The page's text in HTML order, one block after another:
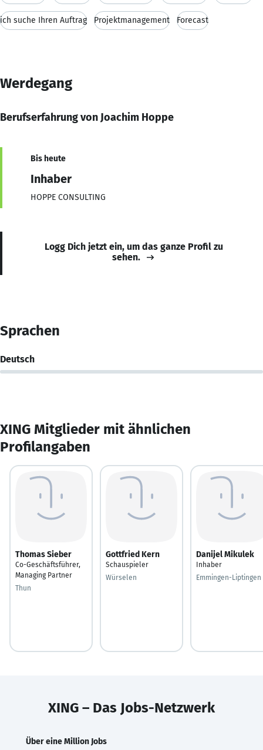
ich suche Ihren Auftrag Projektmanagement Forecast
Werdegang
Berufserfahrung von Joachim Hoppe
Bis heute
Inhaber
HOPPE CONSULTING
Logg Dich jetzt ein, um das ganze Profil zu
sehen.
Sprachen
Deutsch
XING Mitglieder mit ähnlichen
Profilangaben
Thomas Sieber
Co-Geschäftsführer,
Managing Partner
Thun
Gottfried Kern
Schauspieler
Würselen
Danijel Mikulek
Inhaber
Emmingen-Liptingen
XING – Das Jobs-Netzwerk
Über eine Million Jobs